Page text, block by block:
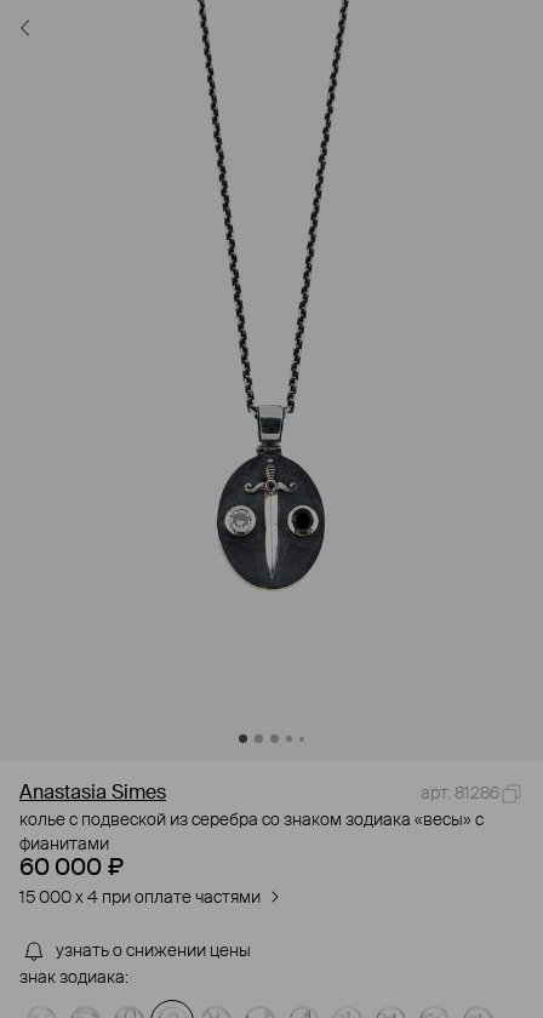
Anastasia Simes
арт. 81286
колье с подвеской из серебра со знаком зодиака «весы» с
фианитами
60 000 ₽
15 000 x 4 при оплате частями
узнать о снижении цены
знак зодиака: